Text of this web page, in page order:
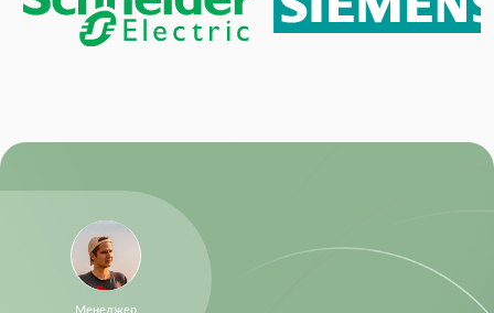
RoHS: RoHS Compliant
Supply Voltage:
Менеджер